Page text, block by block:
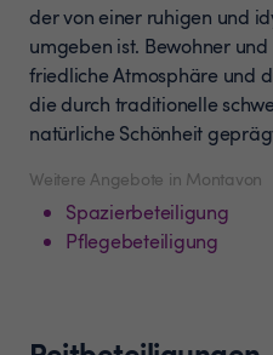
Weitere Angebote in Montavon
Spazierbeteiligung
Pflegebeteiligung
der von einer ruhigen und
umgeben ist. Bewohner
friedliche Atmosphäre und
die durch traditionelle
natürliche Schönheit